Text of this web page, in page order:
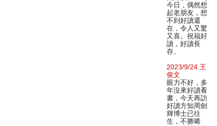
今日，偶然想
起老朋友，想
不到好讀還
在，令人又驚
又喜。祝福好
讀，好讀長
存。
2023/9/24 王
俊文
眼力不好，多
年沒來好讀看
書，今天再訪
好讀方知周劍
輝博士已往
生，不勝唏